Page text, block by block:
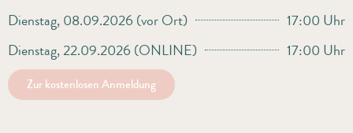
Dienstag, 08.09.2026 (vor Ort)
17:00 Uhr
Dienstag, 22.09.2026 (ONLINE)
17:00 Uhr
Zur kostenlosen Anmeldung